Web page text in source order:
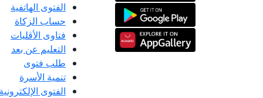
الفتوى الهاتفية
حساب الزكاة
فتاوى الأقليات
التعليم عن بعد
طلب فتوى
تنمية الأسرة
الفتوى الإلكترونية